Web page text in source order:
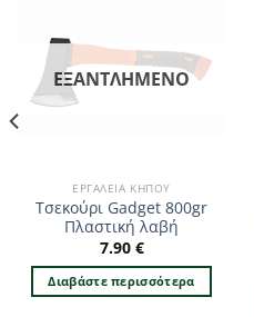
ΕΞΑΝΤΛΗΜΈΝΟ
ΕΡΓΑΛΕΊΑ ΚΉΠΟΥ
Τσεκούρι Gadget 800gr
Πλαστική λαβή
7.90 €
Διαβάστε περισσότερα